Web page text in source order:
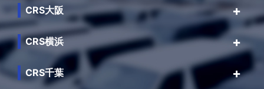
CRS大阪
CRS横浜
CRS千葉